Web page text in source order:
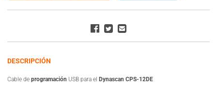
DESCRIPCIÓN
Cable de programación USB para el Dynascan CPS-12DE